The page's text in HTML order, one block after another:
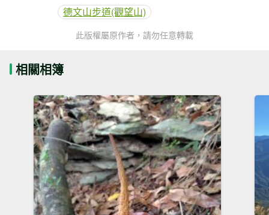
德文山步道(觀望山)
此版權屬原作者，請勿任意轉載
相關相簿